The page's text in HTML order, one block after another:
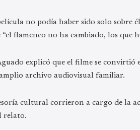
no podía haber sido solo sobre
flamenco no ha cambiado, los que
explicó que el filme se
archivo audiovisual familiar.
cultural corrieron a cargo de la
relato.